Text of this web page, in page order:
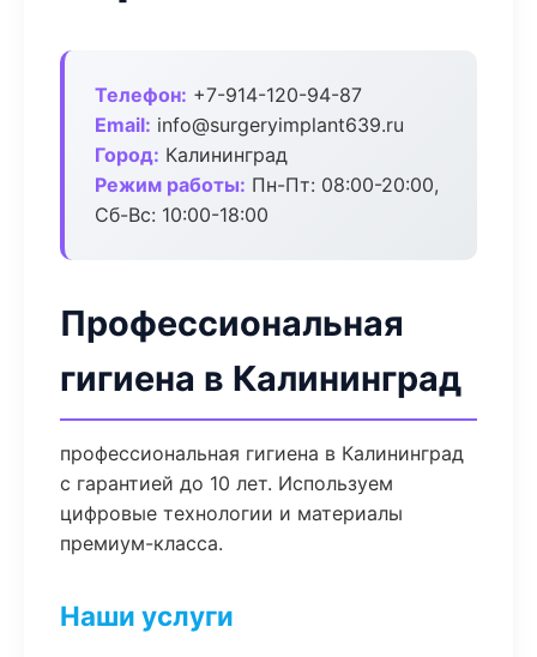
Телефон: +7-914-120-94-87
Email: info@surgeryimplant639.ru
Город: Калининград
Режим работы: Пн-Пт: 08:00-20:00,
Сб-Вс: 10:00-18:00
Профессиональная
гигиена в Калининград
профессиональная гигиена в Калининград
с гарантией до 10 лет. Используем
цифровые технологии и материалы
премиум-класса.
Наши услуги